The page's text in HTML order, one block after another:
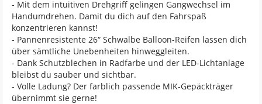
- Mit dem intuitiven Drehgriff gelingen Gangwechsel im
Handumdrehen. Damit du dich auf den Fahrspaß
konzentrieren kannst!
- Pannenresistente 26“ Schwalbe Balloon-Reifen lassen dich
über sämtliche Unebenheiten hinweggleiten.
- Dank Schutzblechen in Radfarbe und der LED-Lichtanlage
bleibst du sauber und sichtbar.
- Volle Ladung? Der farblich passende MIK-Gepäckträger
übernimmt sie gerne!